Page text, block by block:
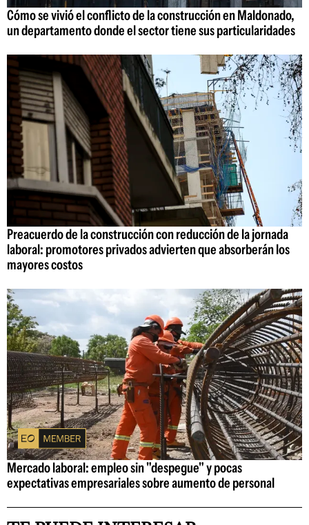
Cómo se vivió el conflicto de la construcción en Maldonado,
un departamento donde el sector tiene sus particularidades
Preacuerdo de la construcción con reducción de la jornada
laboral: promotores privados advierten que absorberán los
mayores costos
Mercado laboral: empleo sin "despegue" y pocas
expectativas empresariales sobre aumento de personal